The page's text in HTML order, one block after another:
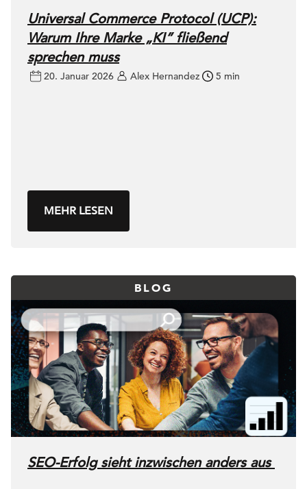
Universal Commerce Protocol (UCP):
Warum Ihre Marke „KI” fließend
sprechen muss
20. Januar 2026 Alex Hernandez 5 min
MEHR LESEN
BLOG
SEO-Erfolg sieht inzwischen anders aus